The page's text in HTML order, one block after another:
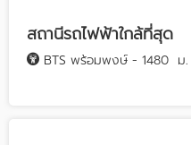
สถานีรถไฟฟ้าใกล้ที่สุด
BTS พร้อมพงษ์ - 1480 ม.